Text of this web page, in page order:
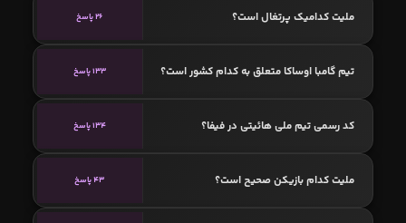
ملیت کدامیک پرتغال است؟ 26 پاسخ
تیم گامبا اوساکا متعلق به کدام کشور است؟ 133 پاسخ
کد رسمی تیم ملی هائیتی در فیفا؟ 134 پاسخ
ملیت کدام بازیکن صحیح است؟ 43 پاسخ